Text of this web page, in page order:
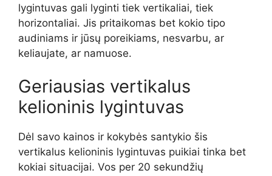
lygintuvas gali lyginti tiek vertikaliai, tiek
horizontaliai. Jis pritaikomas bet kokio tipo
audiniams ir jūsų poreikiams, nesvarbu, ar
keliaujate, ar namuose.
Geriausias vertikalus
kelioninis lygintuvas
Dėl savo kainos ir kokybės santykio šis
vertikalus kelioninis lygintuvas puikiai tinka bet
kokiai situacijai. Vos per 20 sekundžių